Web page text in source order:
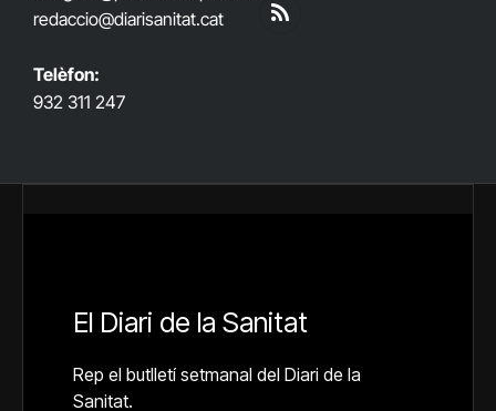
redaccio@diarisanitat.cat
Telèfon:
932 311 247
RSS